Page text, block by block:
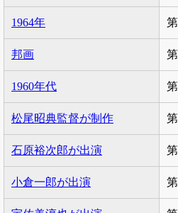
1964年
邦画
1960年代
松尾昭典監督が制作
石原裕次郎が出演
小倉一郎が出演